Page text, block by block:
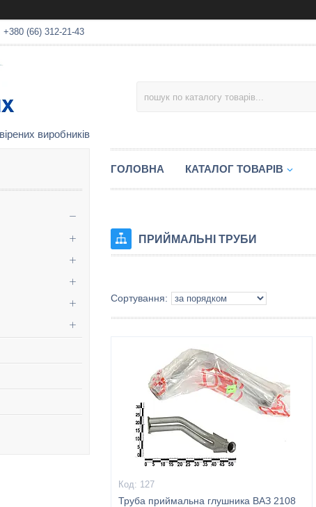
+380 (66) 312-21-43
виробників
ГОЛОВНА КАТАЛОГ ТОВАРІВ
ПРИЙМАЛЬНІ ТРУБИ
127
Труба приймальна глушника ВАЗ 2108